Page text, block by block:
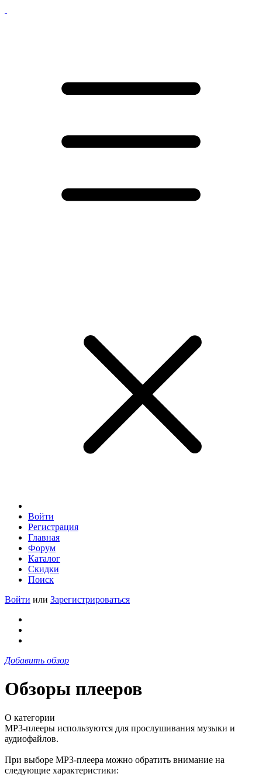
Войти
Регистрация
Главная
Форум
Каталог
Скидки
Поиск
Войти или Зарегистрироваться
Добавить обзор
Обзоры плееров
О категории
MP3-плееры используются для прослушивания музыки и
аудиофайлов.
При выборе MP3-плеера можно обратить внимание на
следующие характеристики: